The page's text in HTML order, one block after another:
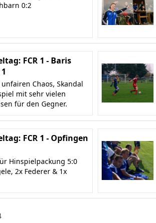
0:2
FCR 1 - Baris
Chaos, Skandal
mit sehr vielen
für den Gegner.
FCR 1 - Opfingen
Hinspielpackung 5:0
2x Federer & 1x